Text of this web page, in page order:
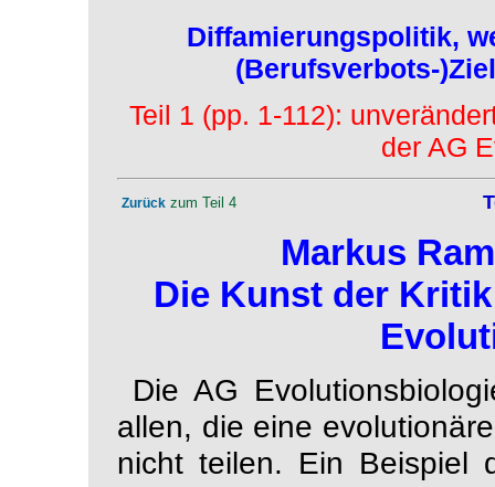
Diffamierungspolitik,
(Berufsverbots-
Teil 1 (pp. 1-112):
der AG
Zurück zum Teil 4
Markus
Die Kunst der
Die AG
allen, die eine
nicht teilen. Ein Beispiel